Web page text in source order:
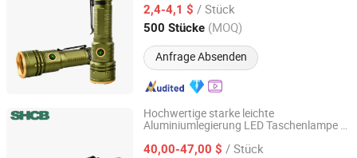
2,4-4,1 $ / Stück
500 Stücke (MOQ)
Anfrage Absenden
Zhejiang, China Seit 2022
Hochwertige starke leichte
Aluminiumlegierung LED Taschenlampe &
40,00-47,00 $ / Stück
Shanghai China Best Source Industrial Development Co.,